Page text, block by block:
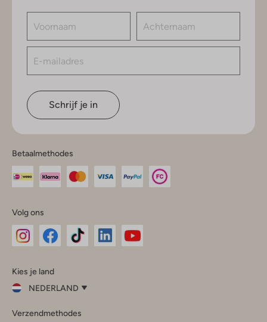
Schrijf je in
Betaalmethodes
Volg ons
InstagramFacebook
Kies je land
NEDERLAND
je
Verzendmethodes